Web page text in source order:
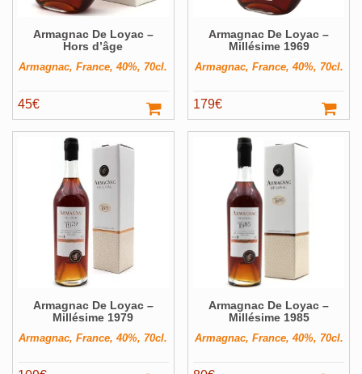
Producteur
Volume Voir ▼
Filter
Armagnac De Loyac –
Hors d’âge
Armagnac, France, 40%, 70cl.
45€
Armagnac De Loyac –
Millésime 1969
Armagnac, France, 40%, 70cl.
179€
Armagnac De Loyac –
Millésime 1979
Armagnac, France, 40%, 70cl.
Armagnac De Loyac –
Millésime 1985
Armagnac, France, 40%, 70cl.